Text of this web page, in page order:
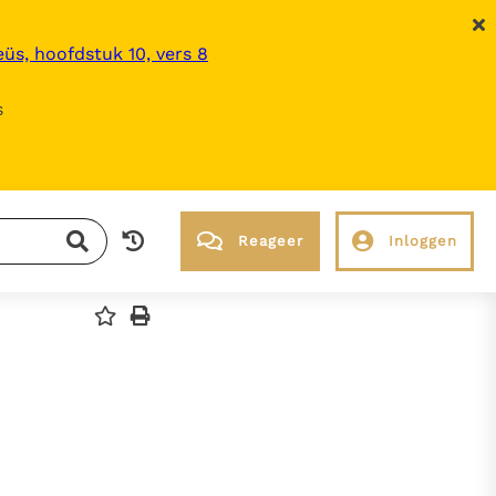
hoofdstuk 10, vers 8
kerkelijke documenten van de Rooms
Reageer Inloggen